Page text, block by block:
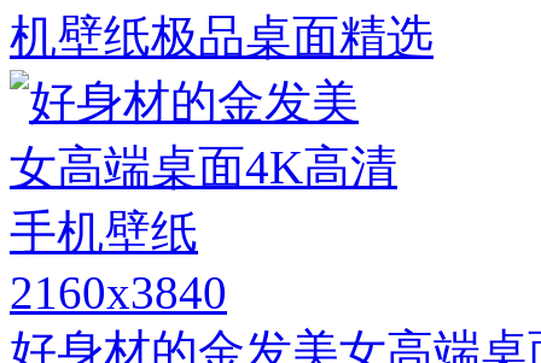
机壁纸极品桌面精选
2160x3840
好身材的金发美女高端